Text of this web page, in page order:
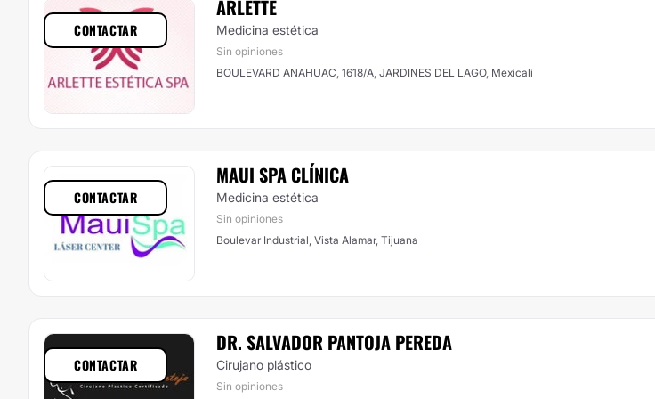
ARLETTE
Medicina estética
Sin opiniones
BOULEVARD ANAHUAC, 1618/A, JARDINES DEL LAGO, Mexicali
CONTACTAR
MAUI SPA CLÍNICA​​
Medicina estética
Sin opiniones
Boulevar Industrial, Vista Alamar, Tijuana
CONTACTAR
DR. SALVADOR PANTOJA PEREDA
Cirujano plástico
Sin opiniones
CONTACTAR